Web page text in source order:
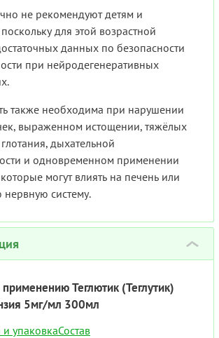
не рекомендуют детям и
для этой возрастной
данных по безопасности
при нейродегенеративных
также необходима при нарушении
выраженном истощении, тяжёлых
дыхательной
и одновременном применении
могут влиять на печень или
нервную систему.
›
Теглютик (Теглутик)
5мг/мл 300мл
упаковкаСостав